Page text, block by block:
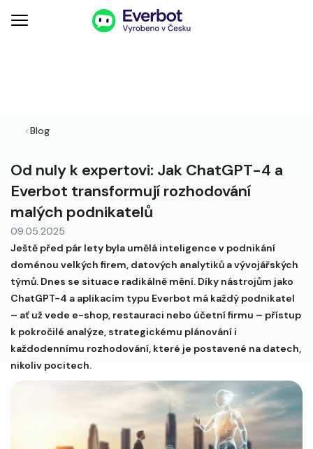
<Blog
Od nuly k expertovi: Jak ChatGPT-4 a
Everbot transformují rozhodování
malých podnikatelů
09.05.2025
Ještě před pár lety byla umělá inteligence v podnikání
doménou velkých firem, datových analytiků a vývojářských
týmů. Dnes se situace radikálně mění. Díky nástrojům jako
ChatGPT-4 a aplikacím typu Everbot má každý podnikatel
– ať už vede e-shop, restauraci nebo účetní firmu – přístup
k pokročilé analýze, strategickému plánování i
každodennímu rozhodování, které je postavené na datech,
nikoliv pocitech.